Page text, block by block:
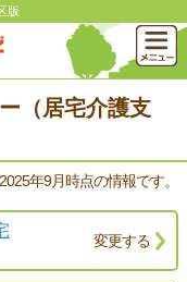
版
（居宅介護支
年9月時点の情報です。
変更する